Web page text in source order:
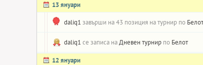
13 януари
daliq1 завърши на 43 позиция на турнир по Белот
daliq1 се записа наДневен турнир по Белот
12 януари